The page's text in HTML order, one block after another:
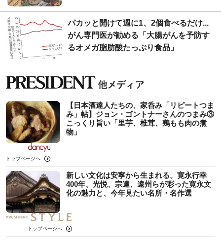
パカッと開けて週に1、2個食べるだけ...
がん専門医が勧める「大腸がんを予防す
るオメガ脂肪酸たっぷり食品」
【日本酒達人たちの、家呑み「リピートつま
み」帖】ジョン・ゴントナーさんのつまみ③
こっくり旨い「里芋、椎茸、鶏もも肉の煮
物」
トップページへ
新しい文化は安寧から生まれる。寛永行幸
400年、光悦、宗達、遠州らが彩った寛永文
化の魅力と、今年見たい名所・名作選
トップページへ